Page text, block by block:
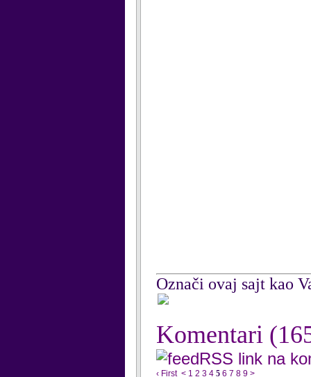
Označi ovaj sajt kao
Komentari
RSS link na
‹ First < 1 2 3 4 5 6 7 8 9 >